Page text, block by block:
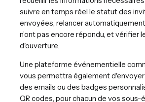
suivre en temps réel le statut des
envoyées, relancer
n’ont pas encore répondu, et vérifier
d'ouverture.
Une plateforme événementielle
vous permettra également
des emails ou des badges
QR codes, pour chacun de vos sous-